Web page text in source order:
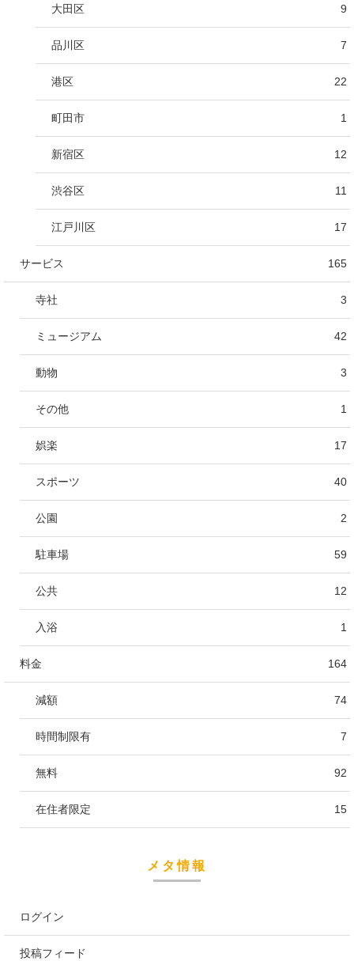
大田区 9
品川区 7
港区 22
町田市 1
新宿区 12
渋谷区 11
江戸川区 17
サービス 165
寺社 3
ミュージアム 42
動物 3
その他 1
娯楽 17
スポーツ 40
公園 2
駐車場 59
公共 12
入浴 1
料金 164
減額 74
時間制限有 7
無料 92
在住者限定 15
メタ情報
ログイン
投稿フィード